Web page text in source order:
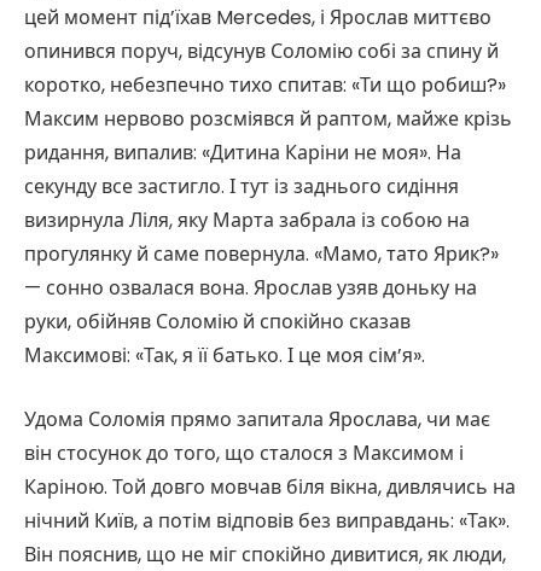
цей момент під’їхав Mercedes, і Ярослав миттєво
опинився поруч, відсунув Соломію собі за спину й
коротко, небезпечно тихо спитав: «Ти що робиш?»
Максим нервово розсміявся й раптом, майже крізь
ридання, випалив: «Дитина Каріни не моя». На
секунду все застигло. І тут із заднього сидіння
визирнула Ліля, яку Марта забрала із собою на
прогулянку й саме повернула. «Мамо, тато Ярик?»
— сонно озвалася вона. Ярослав узяв доньку на
руки, обійняв Соломію й спокійно сказав
Максимові: «Так, я її батько. І це моя сім’я».
Удома Соломія прямо запитала Ярослава, чи має
він стосунок до того, що сталося з Максимом і
Каріною. Той довго мовчав біля вікна, дивлячись на
нічний Київ, а потім відповів без виправдань: «Так».
Він пояснив, що не міг спокійно дивитися, як люди,